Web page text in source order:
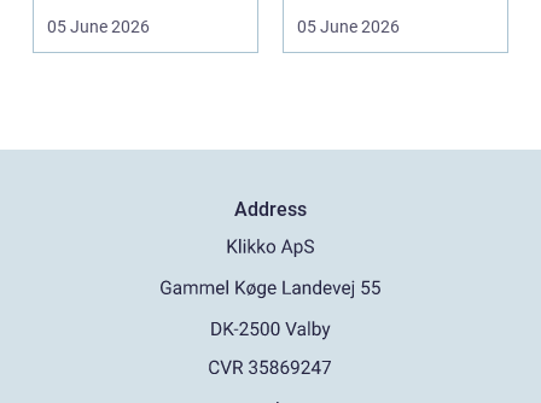
b&a...
05 June 2026
midt i sorgen.
05 June 2026
Address